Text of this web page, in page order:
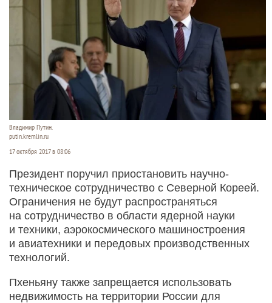
Владимир Путин.
putin.kremlin.ru
17 октября 2017 в 08:06
Президент поручил приостановить научно-
техническое сотрудничество с Северной Кореей.
Ограничения не будут распространяться
на сотрудничество в области ядерной науки
и техники, аэрокосмического машиностроения
и авиатехники и передовых производственных
технологий.
Пхеньяну также запрещается использовать
недвижимость на территории России для